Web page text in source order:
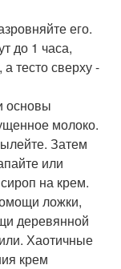
его.
до 1 часа,
тесто сверху -
основы
молоко.
Затем
или
на крем.
ложки,
деревянной
Хаотичные
крем